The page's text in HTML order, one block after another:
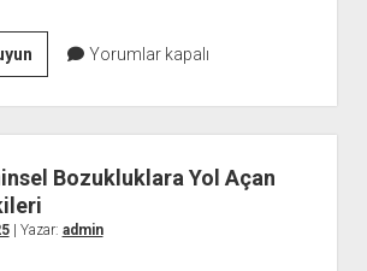
Sanal
Kumar
ve
Sosyal
Güvenlik
Kaybolan
Yıllar
Yorumlar kapalı
Bozukluklara Yol Açan
| Yazar: admin